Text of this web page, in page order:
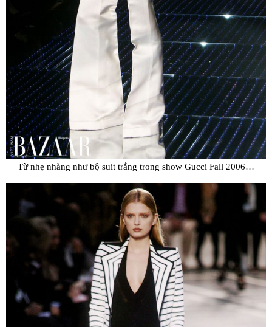
Từ nhẹ nhàng như bộ suit trắng trong show Gucci Fall 2006…